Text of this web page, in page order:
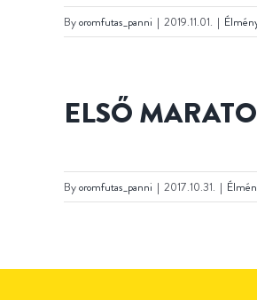
Byoromfutas_panni | 2019.11.01. |
ELSŐ
Byoromfutas_panni | 2017.10.31. |